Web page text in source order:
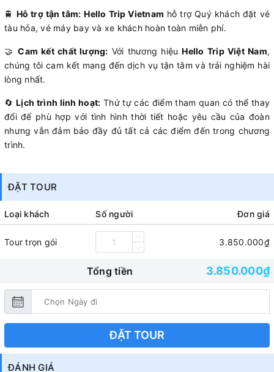
🚆 Hỗ trợ tận tâm: Hello Trip Vietnam hỗ trợ Quý khách đặt vé
tàu hỏa, vé máy bay và xe khách hoàn toàn miễn phí.
🤝Cam kết chất lượng: Với thương hiệuHello Trip Việt Nam,
chúng tôi cam kết mang đến dịch vụ tận tâm và trải nghiệm hài
lòng nhất.
🔄Lịch trình linh hoạt: Thứ tự các điểm tham quan có thể thay
đổi để phù hợp với tình hình thời tiết hoặc yêu cầu của đoàn
nhưng vẫn đảm bảo đầy đủ tất cả các điểm đến trong chương
trình.
ĐẶT TOUR
Loại khách Số người Đơn giá
Tour trọn gói 3.850.000₫
Tổng tiền 3.850.000₫
ĐẶT TOUR
ĐÁNH GIÁ